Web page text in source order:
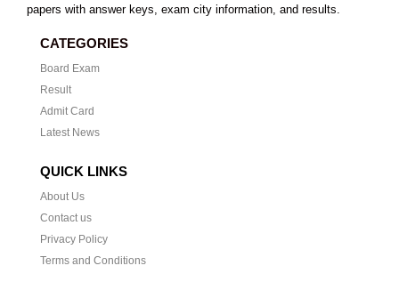
papers with answer keys, exam city information, and results.
CATEGORIES
Board Exam
Result
Admit Card
Latest News
QUICK LINKS
About Us
Contact us
Privacy Policy
Terms and Conditions